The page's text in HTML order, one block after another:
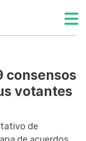
consensos
votantes
de